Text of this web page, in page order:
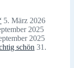
5. März 2026
2025
2025
schön 31.